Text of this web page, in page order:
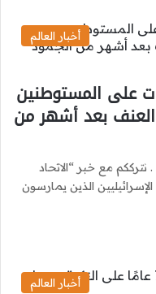
أخبار العالم
على المستوطنين
العنف بعد أشهر من
. نترككم مع خبر “الاتحاد
الذين يمارسون
أخبار العالم